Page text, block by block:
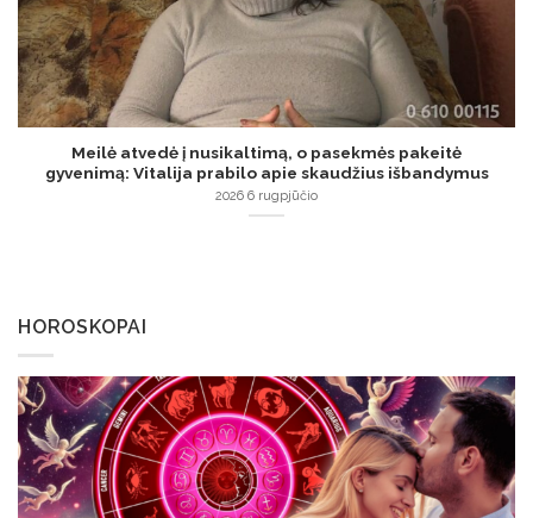
Meilė atvedė į nusikaltimą, o pasekmės pakeitė
gyvenimą: Vitalija prabilo apie skaudžius išbandymus
2026 6 rugpjūčio
HOROSKOPAI